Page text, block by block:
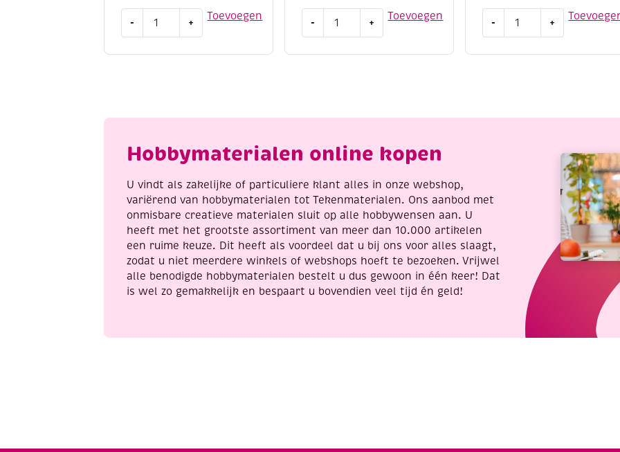
Toevoegen
-
doosjes
+
Toevoegen
-
Scrapbooking
delig
+ -
60
+
Hobbymaterialen online kopen
U vindt als zakelijke of particuliere klant alles in onze webshop,
variërend van hobbymaterialen tot Tekenmaterialen. Ons aanbod met
onmisbare creatieve materialen sluit op alle hobbywensen aan. U
heeft met het grootste assortiment van meer dan 10.000 artikelen
een ruime keuze. Dit heeft als voordeel dat u bij ons voor alles slaagt,
zodat u niet meerdere winkels of webshops hoeft te bezoeken. Vrijwel
alle benodigde hobbymaterialen bestelt u dus gewoon in één keer! Dat
is wel zo gemakkelijk en bespaart u bovendien veel tijd én geld!